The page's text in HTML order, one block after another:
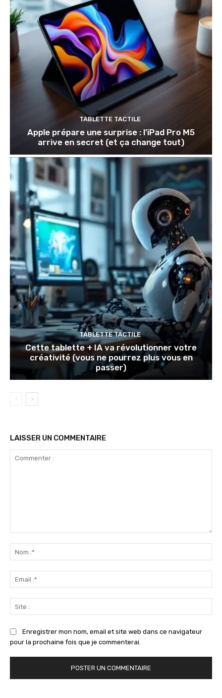
TABLETTE TACTILE
Apple prépare une surprise : l’iPad Pro M5
arrive en secret (et ça change tout)
TABLETTE TACTILE
Cette tablette + IA va révolutionner votre
créativité (vous ne pourrez plus vous en
passer)
LAISSER UN COMMENTAIRE
:*
:*
:
Enregistrer mon nom, email et site web dans ce navigateur
pour la prochaine fois que je commenterai.